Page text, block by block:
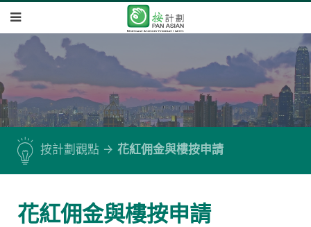
按計劃觀點 花紅佣金與樓按申請
花紅佣金與樓按申請